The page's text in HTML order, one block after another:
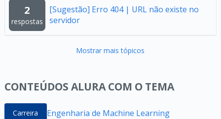
2
respostas
[Sugestão] Erro 404 | URL não existe no
servidor
Mostrar mais tópicos
CONTEÚDOS ALURA COM O TEMA
Carreira Engenharia de Machine Learning